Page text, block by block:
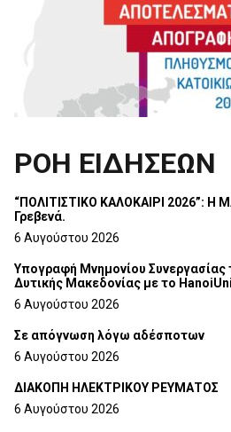
ΡΟΗ ΕΙΔΗΣΕΩΝ
“ΠΟΛΙΤΙΣΤΙΚΟ ΚΑΛΟΚΑΙΡΙ 2026”: Η
Γρεβενά.
6 Αυγούστου 2026
Υπογραφή Μνημονίου Συνεργασίας
Δυτικής Μακεδονίας με το
6 Αυγούστου 2026
Σε απόγνωση λόγω αδέσποτων
6 Αυγούστου 2026
ΔΙΑΚΟΠΗ ΗΛΕΚΤΡΙΚΟΥ ΡΕΥΜΑΤΟΣ
6 Αυγούστου 2026